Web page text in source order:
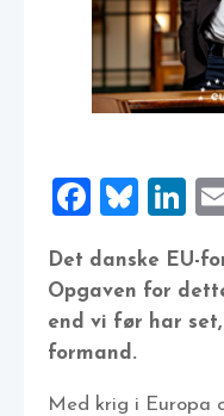
Det danske EU-
Opgaven for
end vi før har
formand.
Med krig i Europa